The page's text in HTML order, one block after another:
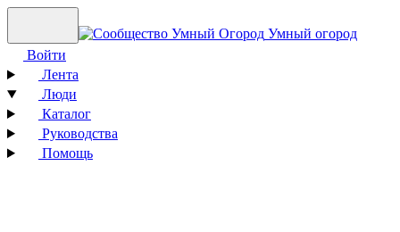
Умный огород
Войти
Лента
Люди
Каталог
Руководства
Помощь